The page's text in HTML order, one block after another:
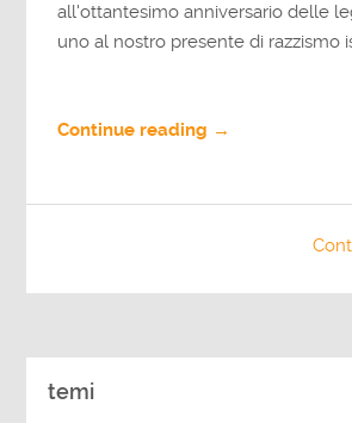
all'ottantesimo anniversario delle
uno al nostro presente di razzismo
Continue reading →
temi